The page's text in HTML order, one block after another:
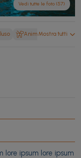
Vedi tutte le foto (57)
Animali Ammessi
Mostra tutti
lore ipsum lore ipsum